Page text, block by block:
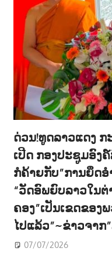
ດ່ວນ!ທູດລາວແດງ ກ
ເປີດ ກອງປະຊູມອົງ
ກໍຄ້າຍກັບ”ການຍຶດ
“ວັດອົພຍົບລາວໃນຕ່
ຄອງ”ເປັນເຂດຂອງ
ໄປແລ້ວ”~ຂ່າວຈາ
07/07/2026